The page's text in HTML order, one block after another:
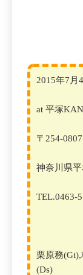
2015年7月
at 平塚
〒254-0807
神奈川県
TEL.0463-
栗原務
(Ds)